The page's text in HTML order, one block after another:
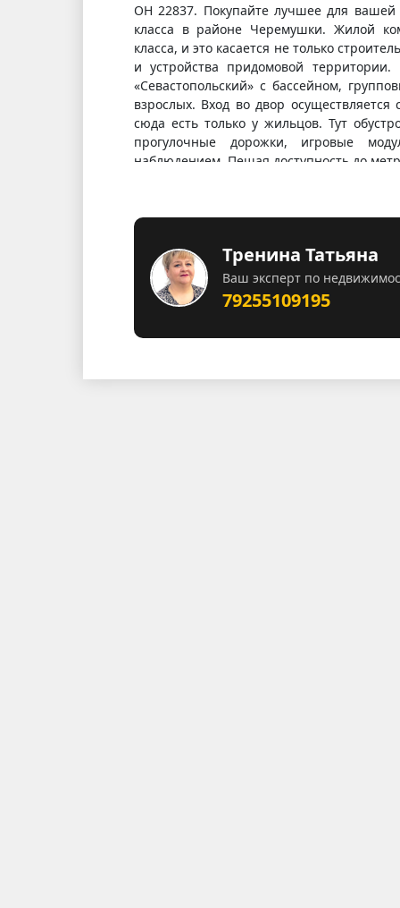
ОН 22837. Покупайте лучшее для
класса в районе Черемушки. Жилой
класса, и это касается не только
и устройства придомовой
«Севастопольский» с бассейном,
взрослых. Вход во двор осуществляется
сюда есть только у жильцов. Тут
прогулочные дорожки, игровые
наблюдением. Пешая доступность до
Тренина Татьяна
Ваш эксперт по
79255109195